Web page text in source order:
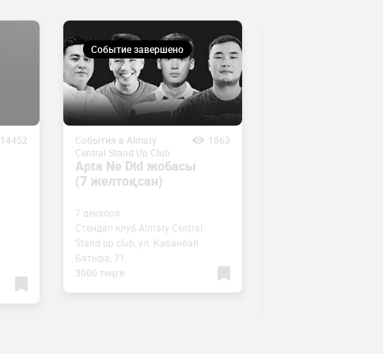
14452
Событие завершено
События в Almaty
Central Stand Up Club
1863
Apta Ne Did жобасы
(7 желтоқсан)
7 декабря
Стендап клуб Almaty Central
Stand up club, ул. Кабанбай
Батыра, 71
3000 теңге